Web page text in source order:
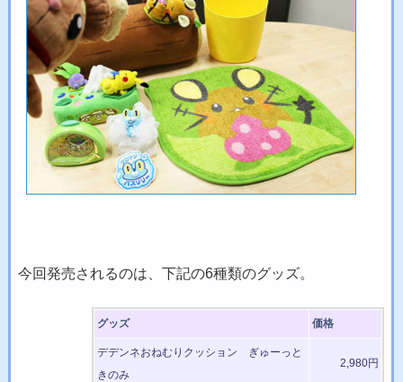
今回発売されるのは、下記の6種類のグッズ。
グッズ 価格
デデンネおねむりクッション ぎゅーっと
きのみ
2,980円